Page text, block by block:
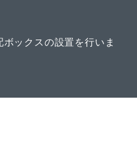
ックスの設置を行いま